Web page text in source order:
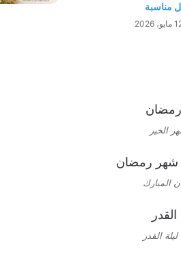
مناسبة
2026
الخير
المبارك
القدر